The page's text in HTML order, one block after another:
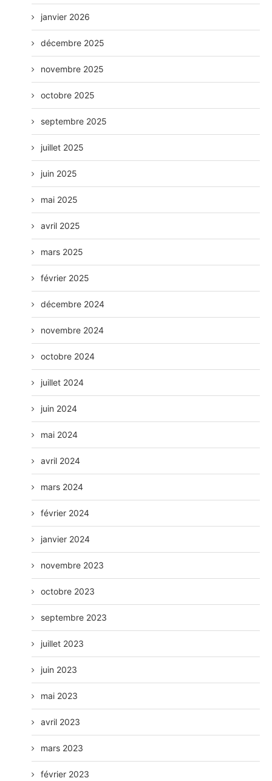
janvier 2026
décembre 2025
novembre 2025
octobre 2025
septembre 2025
juillet 2025
juin 2025
mai 2025
avril 2025
mars 2025
février 2025
décembre 2024
novembre 2024
octobre 2024
juillet 2024
juin 2024
mai 2024
avril 2024
mars 2024
février 2024
janvier 2024
novembre 2023
octobre 2023
septembre 2023
juillet 2023
juin 2023
mai 2023
avril 2023
mars 2023
février 2023